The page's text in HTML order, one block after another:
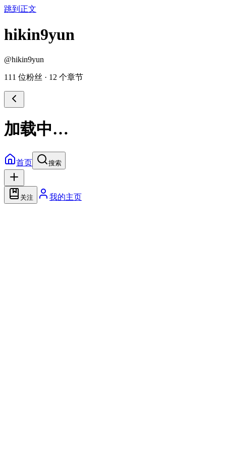
跳到正文
hikin9yun
@hikin9yun
111 位粉丝 · 12 个章节
加载中…
首页 搜索
关注 我的主页